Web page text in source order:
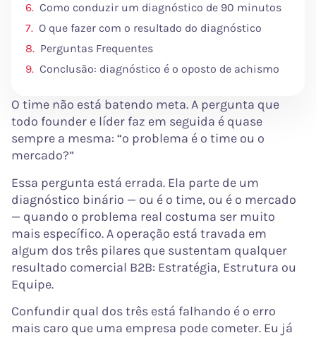
Como conduzir um diagnóstico de 90 minutos
O que fazer com o resultado do diagnóstico
Perguntas Frequentes
Conclusão: diagnóstico é o oposto de achismo
O time não está batendo meta. A pergunta que
todo founder e líder faz em seguida é quase
sempre a mesma: “o problema é o time ou o
mercado?”
Essa pergunta está errada. Ela parte de um
diagnóstico binário — ou é o time, ou é o mercado
— quando o problema real costuma ser muito
mais específico. A operação está travada em
algum dos três pilares que sustentam qualquer
resultado comercial B2B: Estratégia, Estrutura ou
Equipe.
Confundir qual dos três está falhando é o erro
mais caro que uma empresa pode cometer. Eu já